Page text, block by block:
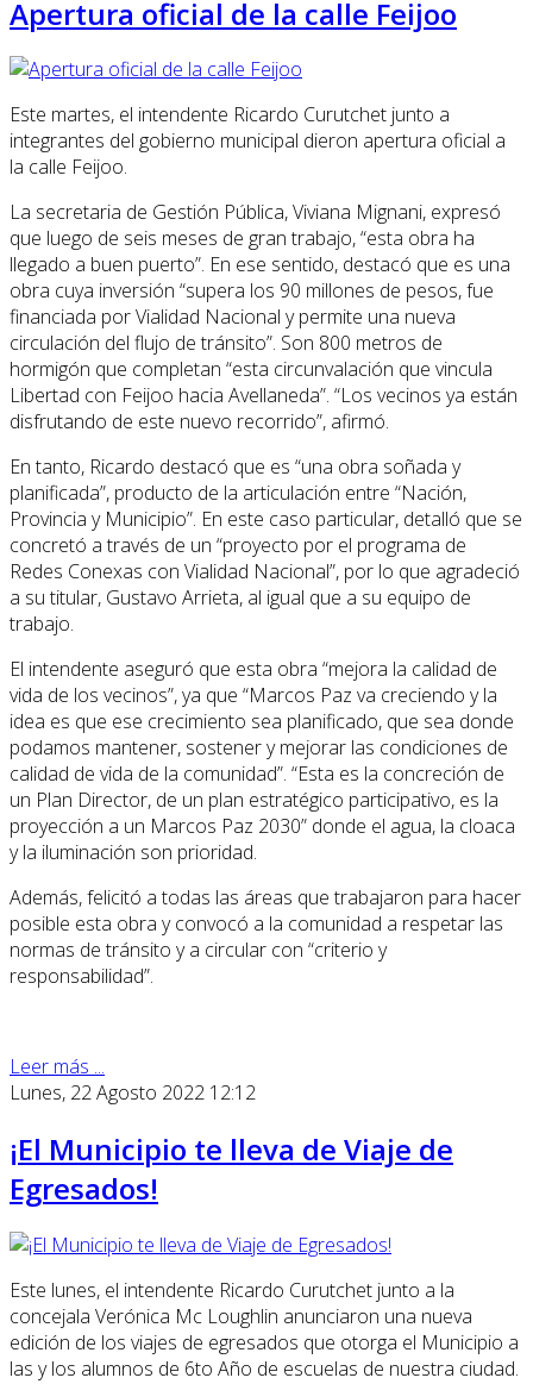
Apertura oficial de la calle Feijoo
Este martes, el intendente Ricardo Curutchet junto a
integrantes del gobierno municipal dieron apertura oficial a
la calle Feijoo.
La secretaria de Gestión Pública, Viviana Mignani, expresó
que luego de seis meses de gran trabajo, “esta obra ha
llegado a buen puerto”. En ese sentido, destacó que es una
obra cuya inversión “supera los 90 millones de pesos, fue
financiada por Vialidad Nacional y permite una nueva
circulación del flujo de tránsito”. Son 800 metros de
hormigón que completan “esta circunvalación que vincula
Libertad con Feijoo hacia Avellaneda”. “Los vecinos ya están
disfrutando de este nuevo recorrido”, afirmó.
En tanto, Ricardo destacó que es “una obra soñada y
planificada”, producto de la articulación entre “Nación,
Provincia y Municipio”. En este caso particular, detalló que se
concretó a través de un “proyecto por el programa de
Redes Conexas con Vialidad Nacional”, por lo que agradeció
a su titular, Gustavo Arrieta, al igual que a su equipo de
trabajo.
El intendente aseguró que esta obra “mejora la calidad de
vida de los vecinos”, ya que “Marcos Paz va creciendo y la
idea es que ese crecimiento sea planificado, que sea donde
podamos mantener, sostener y mejorar las condiciones de
calidad de vida de la comunidad”. “Esta es la concreción de
un Plan Director, de un plan estratégico participativo, es la
proyección a un Marcos Paz 2030” donde el agua, la cloaca
y la iluminación son prioridad.
Además, felicitó a todas las áreas que trabajaron para hacer
posible esta obra y convocó a la comunidad a respetar las
normas de tránsito y a circular con “criterio y
responsabilidad”.
Leer más ...
Lunes, 22 Agosto 2022 12:12
¡El Municipio te lleva de Viaje de
Egresados!
Este lunes, el intendente Ricardo Curutchet junto a la
concejala Verónica Mc Loughlin anunciaron una nueva
edición de los viajes de egresados que otorga el Municipio a
las y los alumnos de 6to Año de escuelas de nuestra ciudad.